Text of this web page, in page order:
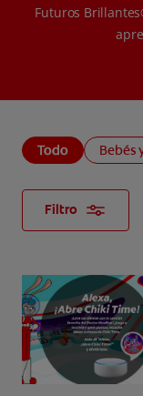
Futuros
Todo Bebés
Filtro